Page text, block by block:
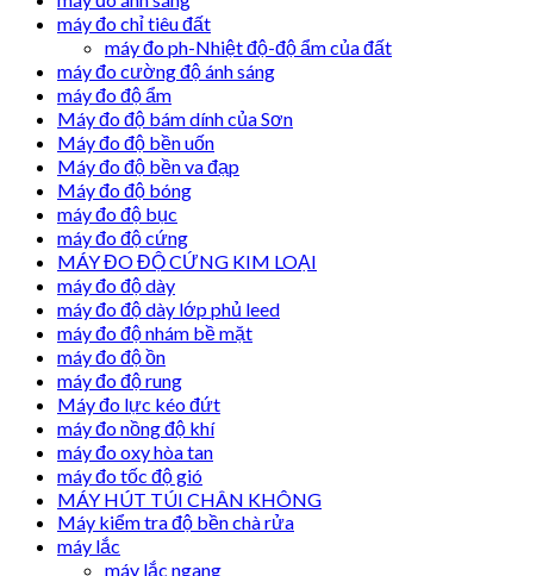
máy đo chỉ tiêu đất
máy đo ph-Nhiệt độ-độ ẩm của đất
máy đo cường độ ánh sáng
máy đo độ ẩm
Máy đo độ bám dính của Sơn
Máy đo độ bền uốn
Máy đo độ bền va đạp
Máy đo độ bóng
máy đo độ bục
máy đo độ cứng
MÁY ĐO ĐỘ CỨNG KIM LOẠI
máy đo độ dày
máy đo độ dày lớp phủ leed
máy đo độ nhám bề mặt
máy đo độ ồn
máy đo độ rung
Máy đo lực kéo đứt
máy đo nồng độ khí
máy đo oxy hòa tan
máy đo tốc độ gió
MÁY HÚT TÚI CHÂN KHÔNG
Máy kiểm tra độ bền chà rửa
máy lắc
máy lắc ngang